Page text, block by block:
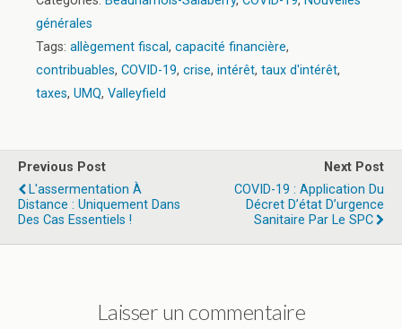
générales
Tags: allègement fiscal, capacité financière,
contribuables, COVID-19, crise, intérêt, taux d'intérêt,
taxes, UMQ, Valleyfield
Previous Post
L'assermentation À
Distance : Uniquement Dans
Des Cas Essentiels !
Next Post
COVID-19 : Application Du
Décret D’état D’urgence
Sanitaire Par Le SPC
Laisser un commentaire